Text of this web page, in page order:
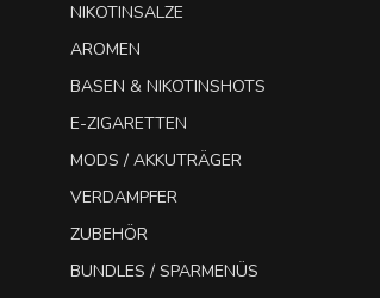
NIKOTINSALZE
AROMEN
BASEN & NIKOTINSHOTS
E-ZIGARETTEN
MODS / AKKUTRÄGER
VERDAMPFER
ZUBEHÖR
BUNDLES / SPARMENÜS